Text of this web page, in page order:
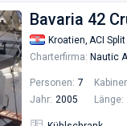
Bavaria 42
Kroatien, ACI Split
Charterfirma: Nautic
Personen: 7
Jahr: 2005 Länge: